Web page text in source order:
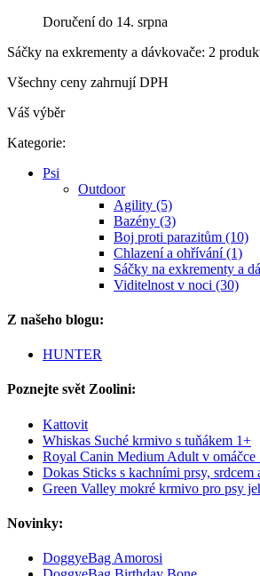
Doručení do 14. srpna
Sáčky na exkrementy a dávkovače: 2
Všechny ceny zahrnují DPH
Váš výběr
Kategorie:
Psi
Outdoor
Agility (5)
Bazény (3)
Boj proti parazitům (10)
Chlazení a ohřívání (1)
Sáčky na exkrementy a
Viditelnost v noci (30)
Z našeho blogu:
HUNTER
Poznejte svět Zoolini:
Kattovit
Whiskas Suché krmivo s tuňákem 1+
Royal Canin Medium Adult v omáčce
Dokas Sticks s kachními prsy, srdcem
Green Valley mokré krmivo pro psy
Novinky:
DoggyeBag Amorosi